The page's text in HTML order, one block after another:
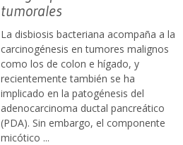
tumorales
La disbiosis bacteriana acompaña a la
carcinogénesis en tumores malignos
como los de colon e hígado, y
recientemente también se ha
implicado en la patogénesis del
adenocarcinoma ductal pancreático
(PDA). Sin embargo, el componente
micótico ...